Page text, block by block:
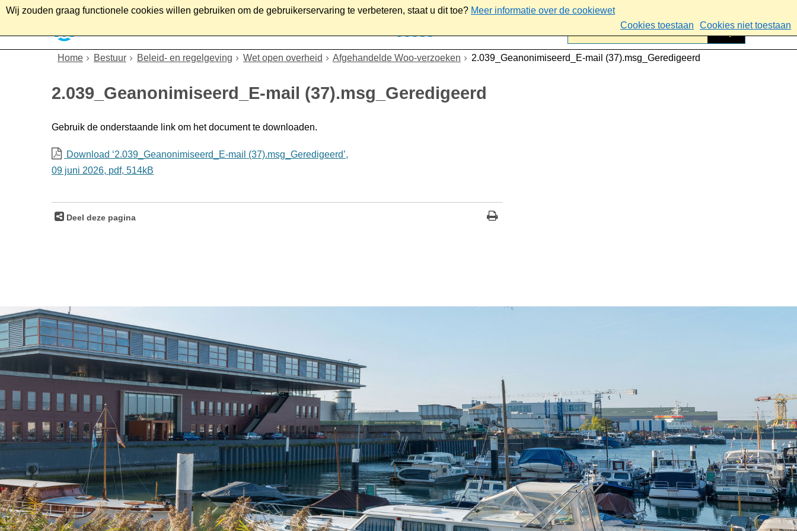
Wij zouden graag functionele cookies willen gebruiken om de gebruikerservaring te verbeteren, staat u dit toe? Meer informatie over de cookiewet
Cookies toestaan
Cookies niet toestaan
Home Bestuur Beleid- en regelgeving Wet open overheid Afgehandelde Woo-verzoeken 2.039_Geanonimiseerd_E-mail (37).msg_Geredigeerd
2.039_Geanonimiseerd_E-mail (37).msg_Geredigeerd
Gebruik de onderstaande link om het document te downloaden.
Download ‘2.039_Geanonimiseerd_E-mail (37).msg_Geredigeerd’,
09 juni 2026, pdf, 514kB
Deel deze pagina